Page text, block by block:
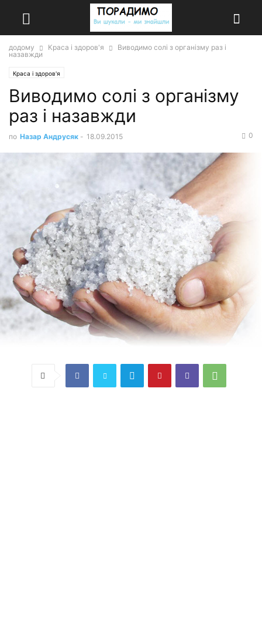
додому Краса і здоров'я
Виводимо солі з організму раз і
назавжди
Краса і здоров'я
Виводимо солі з організму
раз і назавжди
по Назар Андрусяк - 18.09.2015 0